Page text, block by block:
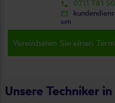
local_phone 0711 781
mail_outline
om
Vereinbaren Sie einen
Unsere Techniker